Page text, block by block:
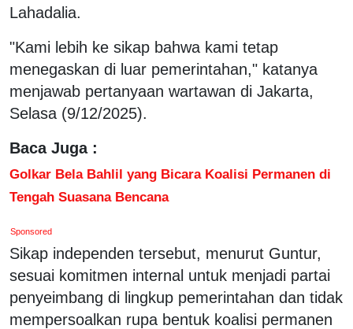
Lahadalia.
"Kami lebih ke sikap bahwa kami tetap
menegaskan di luar pemerintahan," katanya
menjawab pertanyaan wartawan di Jakarta,
Selasa (9/12/2025).
Baca Juga :
Golkar Bela Bahlil yang Bicara Koalisi Permanen di
Tengah Suasana Bencana
Sponsored
Sikap independen tersebut, menurut Guntur,
sesuai komitmen internal untuk menjadi partai
penyeimbang di lingkup pemerintahan dan tidak
mempersoalkan rupa bentuk koalisi permanen